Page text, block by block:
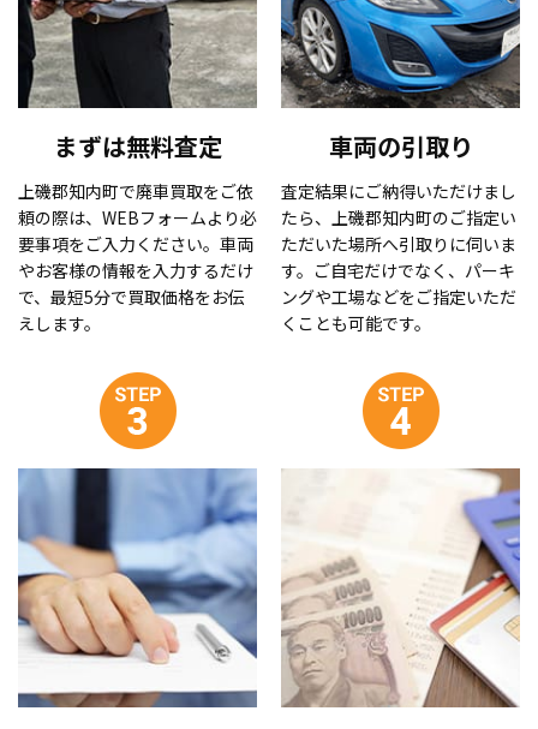
まずは無料査定
上磯郡知内町で廃車買取をご依
頼の際は、WEBフォームより必
要事項をご入力ください。車両
やお客様の情報を入力するだけ
で、最短5分で買取価格をお伝
えします。
車両の引取り
査定結果にご納得いただけまし
たら、上磯郡知内町のご指定い
ただいた場所へ引取りに伺いま
す。ご自宅だけでなく、パーキ
ングや工場などをご指定いただ
くことも可能です。